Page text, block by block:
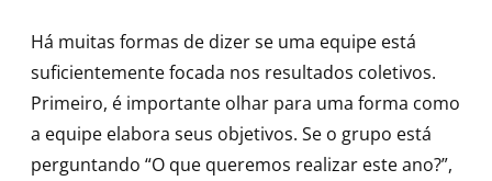
Há muitas formas de dizer se uma equipe está
suficientemente focada nos resultados coletivos.
Primeiro, é importante olhar para uma forma como
a equipe elabora seus objetivos. Se o grupo está
perguntando “O que queremos realizar este ano?”,